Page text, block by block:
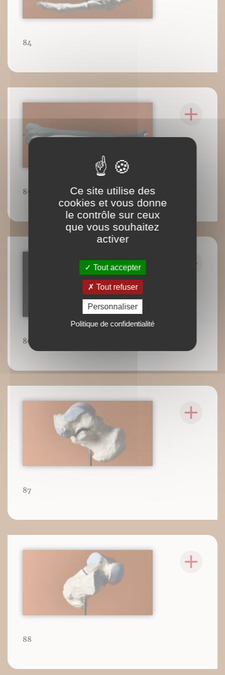
84
85
86
87
88
Ce site utilise des
cookies et vous donne
le contrôle sur ceux
que vous souhaitez
activer
Tout accepter
Tout refuser
Personnaliser
Politique de confidentialité